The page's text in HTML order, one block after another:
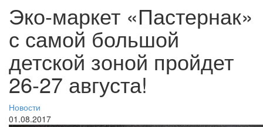
Эко-маркет «Пастернак»
с самой большой
детской зоной пройдет
26-27 августа!
Новости
01.08.2017